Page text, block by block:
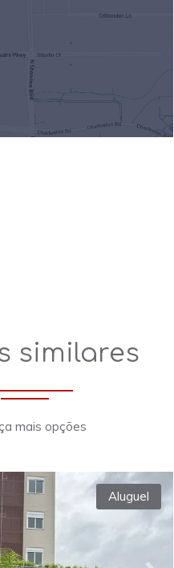
similares
mais opções
Aluguel